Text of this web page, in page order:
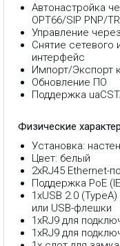
Автонастройка
OPT66/SIP PNP/
Управление
Снятие сетевого
интерфейс
Импорт/Экспорт
Обновление ПО
Поддержка
Физические
Установка:
Цвет: белый
2хRJ45 Ethernet-
Поддержка PoE
1xUSB 2.0
или USB-флешки
1хRJ9 для
1хRJ9 для